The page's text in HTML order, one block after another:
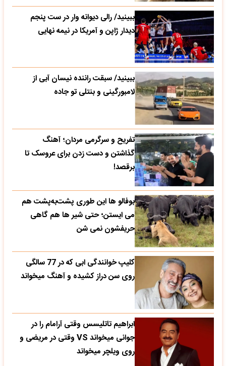
ببینید/ رالی دیوانه وار در ست پنجم
دیدار ژاپن و آمریکا در نیمه نهایی
ببینید/ سبقت راننده نیسان آبی از
لامبورگینی و بنتلی تو جاده
تفریح و سرگرمی مردان؛ آهنگ
گذاشتن و دست زدن برای عروسک تا
برقصد!
بوفالو ها این‌ طوری پشت‌به‌پشت هم
می‌ ایستن؛ حتی شیر ها هم گاهی
حریفشون نمی‌ شن
کلیپ خوانندگی ابی که در 77 سالگی
روی سن دراز کشیده و آهنگ میخواند
ابراهیم تاتلیسس وقتی آرامام را در
جوانی میخواند VS وقتی در مریضی و
روی ویلچر میخواند